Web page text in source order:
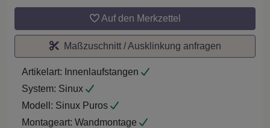
Auf den Merkzettel
Maßzuschnitt / Ausklinkung anfragen
Artikelart: Innenlaufstangen
System: Sinux
Modell: Sinux Puros
Montageart: Wandmontage